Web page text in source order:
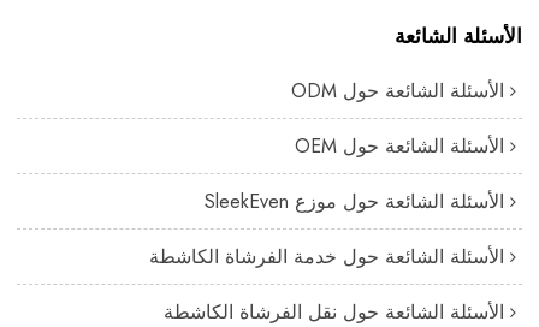
الأسئلة الشائعة
الأسئلة الشائعة حول ODM
الأسئلة الشائعة حول OEM
الأسئلة الشائعة حول موزع SleekEven
الأسئلة الشائعة حول خدمة الفرشاة الكاشطة
الأسئلة الشائعة حول نقل الفرشاة الكاشطة